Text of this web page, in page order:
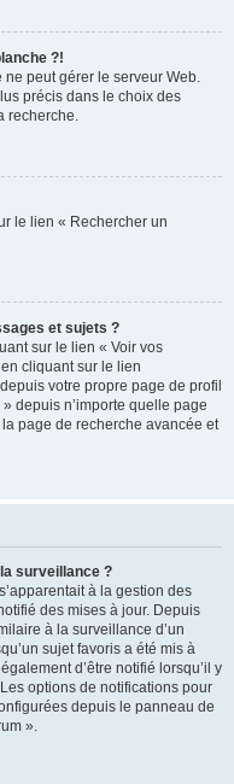
?!
peut gérer le serveur Web.
précis dans le choix des
recherche.
le lien « Rechercher un
et sujets ?
sur le lien « Voir vos
cliquant sur le lien
votre propre page de profil
depuis n’importe quelle page
page de recherche avancée et
surveillance ?
à la gestion des
des mises à jour. Depuis
à la surveillance d’un
sujet favoris a été mis à
d’être notifié lorsqu’il y
options de notifications pour
depuis le panneau de
».